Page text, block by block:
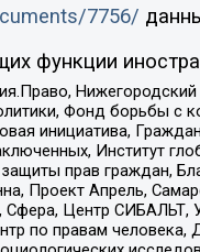
7756/
функции
Фонд борьбы
инициатива,
Институт
прав граждан,
Проект Апрель,
Центр СИБАЛЬТ,
по правам